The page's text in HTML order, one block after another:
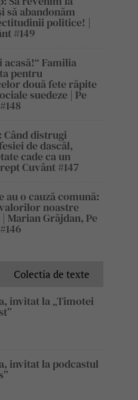
să abandonăm
politice! |
#149
Familia
pentru
două fete răpite
suedeze | Pe
Când distrugi
de dascăl,
cade ca un
Cuvânt #147
au o cauză comună:
noastre
Marian Grăjdan, Pe
Colectia de texte
invitat la „Timotei
invitat la podcastul